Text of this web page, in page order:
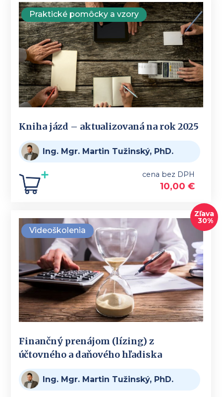
Praktické pomôcky a vzory
Kniha jázd – aktualizovaná na rok 2025
Ing. Mgr. Martin Tužinský, PhD.
cena bez DPH
10,00 €
Videoškolenia
Zľava
30%
Finančný prenájom (lízing) z
účtovného a daňového hľadiska
Ing. Mgr. Martin Tužinský, PhD.